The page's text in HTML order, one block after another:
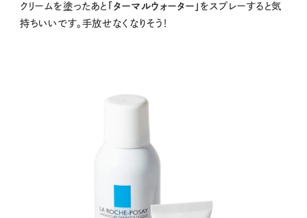
クリームを塗ったあと
「ターマルウォーター」 をスプレーすると気
持ちいいです。手放せなくなりそう！